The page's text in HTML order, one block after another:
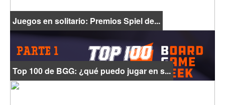
Juegos en solitario: Premios Spiel de...
Top 100 de BGG: ¿qué puedo jugar en s...